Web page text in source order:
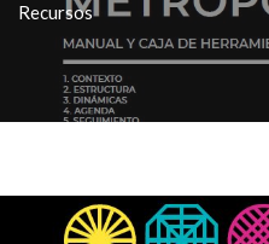
Recursos